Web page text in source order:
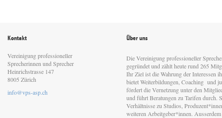
Kontakt
Vereinigung professioneller
Sprecherinnen und Sprecher
Heinrichstrasse 147
8005 Zürich
info@vps-asp.ch
Über uns
Die Vereinigung professioneller
gegründet und zählt heute rund 265
Ihr Ziel ist die Wahrung der Interessen
bietet Weiterbildungen, Coaching und
fördert die Vernetzung unter den
und führt Beratungen zu Tarifen durch.
Verhältnisse zu Studios,
weiteren Arbeitgeber*innen.